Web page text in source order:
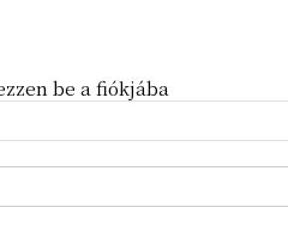
be a fiókjába